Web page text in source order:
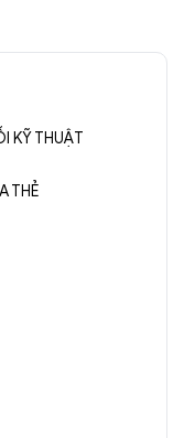
KỸ THUẬT
THẺ